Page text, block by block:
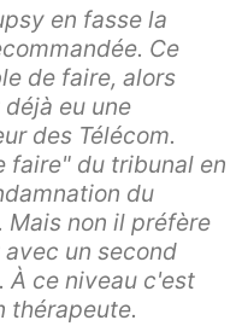
en fasse la
Ce
de faire, alors
eu une
des Télécom.
faire" du tribunal en
du
Mais non il préfère
un second
À ce niveau c'est
thérapeute.